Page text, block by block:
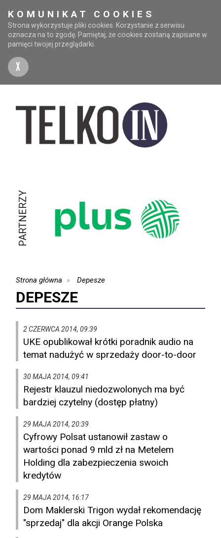
KOMUNIKAT COOKIES
Strona wykorzystuje pliki cookies. Korzystanie z serwisu
oznacza na to zgodę. Pamiętaj, że cookies zostaną zapisane w
pamięci twojej przeglądarki.
X
PARTNERZY
Strona główna Depesze
DEPESZE
2 CZERWCA 2014, 09:39
UKE opublikował krótki poradnik audio na
temat nadużyć w sprzedaży door-to-door
30 MAJA 2014, 09:41
Rejestr klauzul niedozwolonych ma być
bardziej czytelny (dostęp płatny)
29 MAJA 2014, 20:39
Cyfrowy Polsat ustanowił zastaw o
wartości ponad 9 mld zł na Metelem
Holding dla zabezpieczenia swoich
kredytów
29 MAJA 2014, 16:17
Dom Maklerski Trigon wydał rekomendację
"sprzedaj" dla akcji Orange Polska